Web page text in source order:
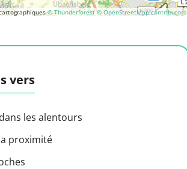
© Thunderforest © OpenStreetMap contributors
vers
les alentours
proximité